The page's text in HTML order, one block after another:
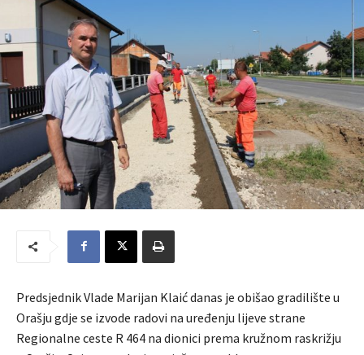
Predsjednik Vlade Marijan Klaić danas je obišao gradilište u
Orašju gdje se izvode radovi na uređenju lijeve strane
Regionalne ceste R 464 na dionici prema kružnom raskrižju